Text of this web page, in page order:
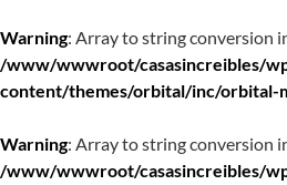
Warning: Array to string conversion
/www/wwwroot/casasincreibles/
content/themes/orbital/inc/orbital-
Warning: Array to string conversion
/www/wwwroot/casasincreibles/